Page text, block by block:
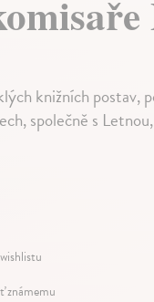
knižních postav,
společně s
známemu